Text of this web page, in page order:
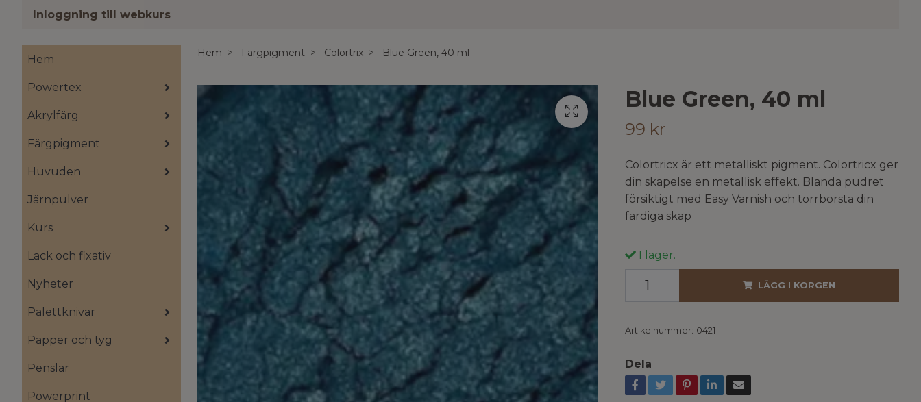
Inloggning till webkurs
Hem
Powertex
Akrylfärg
Färgpigment
Huvuden
Järnpulver
Kurs
Lack och fixativ
Nyheter
Palettknivar
Papper och tyg
Penslar
Powerprint
Hem Färgpigment Colortrix Blue Green, 40 ml
Blue Green, 40 ml
99 kr
Colortricx är ett metalliskt pigment. Colortricx ger
din skapelse en metallisk effekt. Blanda pudret
försiktigt med Easy Varnish och torrborsta din
färdiga skap
I lager.
LÄGG I KORGEN
Artikelnummer: 0421
Dela